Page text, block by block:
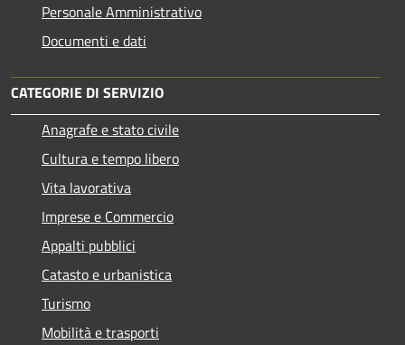
Personale Amministrativo
Documenti e dati
CATEGORIE DI SERVIZIO
Anagrafe e stato civile
Cultura e tempo libero
Vita lavorativa
Imprese e Commercio
Appalti pubblici
Catasto e urbanistica
Turismo
Mobilità e trasporti